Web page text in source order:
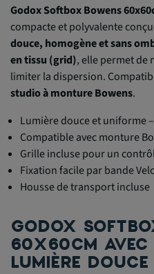
Godox Softbox Bowens
compacte et polyvalente
douce, homogène et sans
en tissu (grid), elle permet de
limiter la dispersion.
studio à monture Bowens.
Lumière douce et uniforme
Compatible avec monture
Grille incluse pour un
Fixation facile par bande
Housse de transport incluse
GODOX
60X60CM AVEC
LUMIÈRE